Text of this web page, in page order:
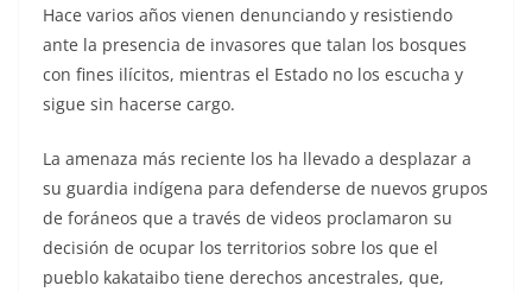
Hace varios años vienen denunciando y resistiendo
ante la presencia de invasores que talan los bosques
con fines ilícitos, mientras el Estado no los escucha y
sigue sin hacerse cargo.
La amenaza más reciente los ha llevado a desplazar a
su guardia indígena para defenderse de nuevos grupos
de foráneos que a través de videos proclamaron su
decisión de ocupar los territorios sobre los que el
pueblo kakataibo tiene derechos ancestrales, que,